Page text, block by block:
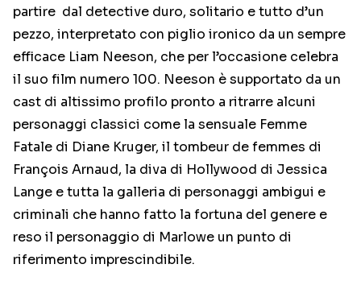
partire dal detective duro, solitario e tutto d’un
pezzo, interpretato con piglio ironico da un sempre
efficace Liam Neeson, che per l’occasione celebra
il suo film numero 100. Neeson è supportato da un
cast di altissimo profilo pronto a ritrarre alcuni
personaggi classici come la sensuale Femme
Fatale di Diane Kruger, il tombeur de femmes di
François Arnaud, la diva di Hollywood di Jessica
Lange e tutta la galleria di personaggi ambigui e
criminali che hanno fatto la fortuna del genere e
reso il personaggio di Marlowe un punto di
riferimento imprescindibile.